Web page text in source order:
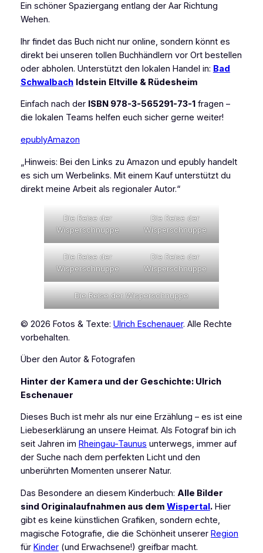
Ein schöner Spaziergang entlang der Aar Richtung
Wehen.
Ihr findet das Buch nicht nur online, sondern könnt es
direkt bei unseren tollen Buchhändlern vor Ort bestellen
oder abholen. Unterstützt den lokalen Handel in: Bad
Schwalbach Idstein Eltville & Rüdesheim
Einfach nach der ISBN 978-3-565291-73-1 fragen –
die lokalen Teams helfen euch sicher gerne weiter!
epublyAmazon
„Hinweis: Bei den Links zu Amazon und epubly handelt
es sich um Werbelinks. Mit einem Kauf unterstützt du
direkt meine Arbeit als regionaler Autor.“
Die Reise der
Wisperschnuppe
Die Reise der
Wisperschnuppe
Die Reise der
Wisperschnuppe
Die Reise der
Wisperschnuppe
Die Reise der Wisperschnuppe
© 2026 Fotos & Texte: Ulrich Eschenauer. Alle Rechte
vorbehalten.
Über den Autor & Fotografen
Hinter der Kamera und der Geschichte: Ulrich
Eschenauer
Dieses Buch ist mehr als nur eine Erzählung – es ist eine
Liebeserklärung an unsere Heimat. Als Fotograf bin ich
seit Jahren im Rheingau-Taunus unterwegs, immer auf
der Suche nach dem perfekten Licht und den
unberührten Momenten unserer Natur.
Das Besondere an diesem Kinderbuch: Alle Bilder
sind Originalaufnahmen aus dem Wispertal.Hier
gibt es keine künstlichen Grafiken, sondern echte,
magische Fotografie, die die Schönheit unserer Region
für Kinder(und Erwachsene!) greifbar macht.